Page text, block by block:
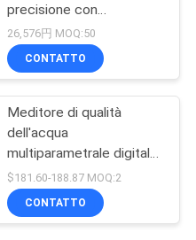
in
precisione con
registrazione dei dati per
la verifica della qualità
delle acque delle aziende
26,576円 MOQ:50
CONTATTO
Meditore di qualità
dell'acqua
multiparametrale digitale
AE86061 6 in 1 con
compensazione
automatica della
$181.60-188.87 MOQ:2
CONTATTO